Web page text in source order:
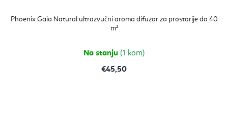
Phoenix Gaia Natural ultrazvučni aroma difuzor za prostorije do 40
m²
Na stanju (1 kom)
€45,50